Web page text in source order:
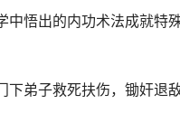
出的内功术法成就特殊
弟子救死扶伤，锄奸退